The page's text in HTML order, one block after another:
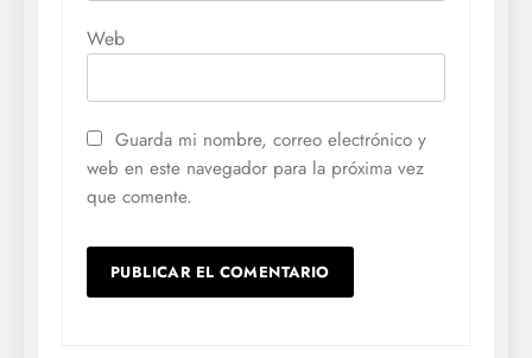
Web
Guarda mi nombre, correo electrónico y
web en este navegador para la próxima vez
que comente.